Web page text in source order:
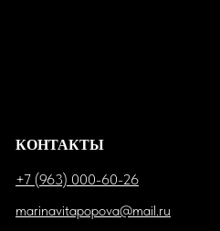
КОНТАКТЫ
+7 (963) 000-60-26
marinavitapopova@mail.ru